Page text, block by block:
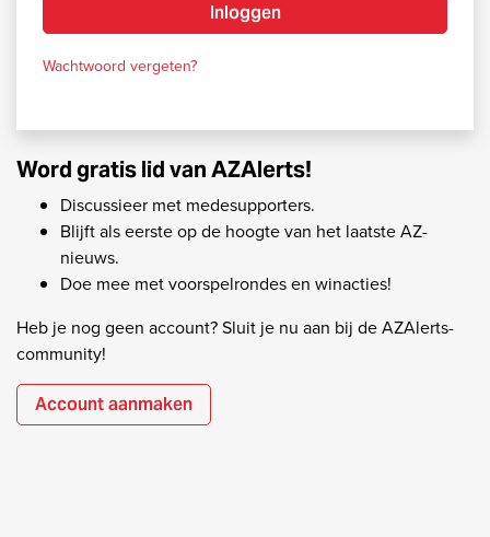
Inloggen
Wachtwoord vergeten?
Word gratis lid van AZAlerts!
Discussieer met medesupporters.
Blijft als eerste op de hoogte van het laatste AZ-
nieuws.
Doe mee met voorspelrondes en winacties!
Heb je nog geen account? Sluit je nu aan bij de AZAlerts-
community!
Account aanmaken